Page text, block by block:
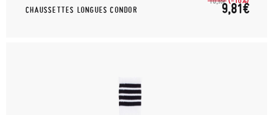
CHAUSSETTES LONGUES CONDOR
90€9,81€